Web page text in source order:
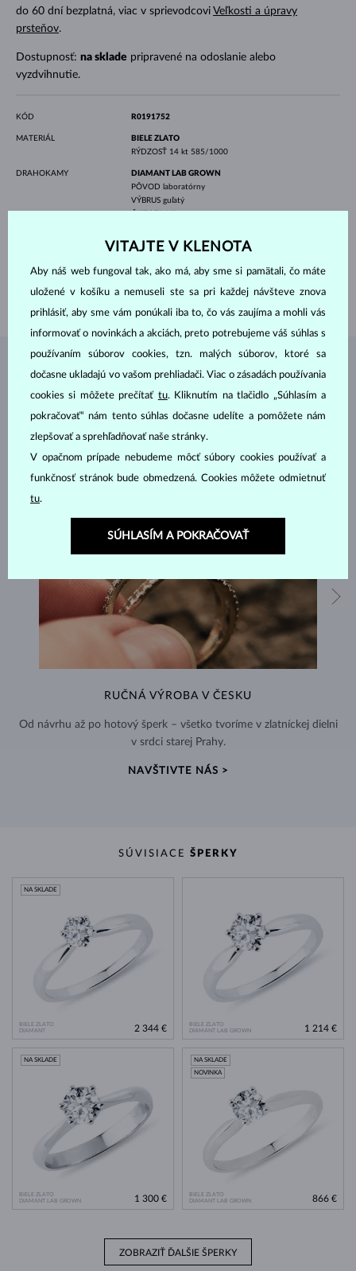
do 60 dní bezplatná, viac v sprievodcovi Veľkosti a úpravy
prsteňov.
Dostupnosť: na sklade pripravené na odoslanie alebo
vyzdvihnutie.
KÓD R0191752
MATERIÁL
BIELE ZLATO
RÝDZOSŤ 14 kt 585/1000
DRAHOKAMY
DIAMANT LAB GROWN
PÔVOD laboratórny
VÝBRUS guľatý
PRIEMER 4.5 mm
VÁHA
ŠÍRKA 1.70 mm
VÁHA 1.90 g
ŠPERKY ZATELIÉRU KLENOTA
RUČNÁ VÝROBA V ČESKU
Od návrhu až po hotový šperk – všetko tvoríme v zlatníckej dielni
v srdci starej Prahy.
NAVŠTIVTE NÁS >
SÚVISIACE ŠPERKY
BIELE ZLATO
DIAMANT
NA SKLADE
2 344 €
BIELE ZLATO
DIAMANT LAB GROWN
1 214 €
BIELE ZLATO
DIAMANT LAB GROWN
NA SKLADE
1 300 €
BIELE ZLATO
DIAMANT LAB GROWN
NA SKLADE
NOVINKA
866 €
ZOBRAZIŤ ĎALŠIE ŠPERKY
VITAJTE V KLENOTA
Aby náš web fungoval tak, ako má, aby sme si pamätali, čo máte
uložené v košíku a nemuseli ste sa pri každej návšteve znova
prihlásiť, aby sme vám ponúkali iba to, čo vás zaujíma a mohli vás
informovať o novinkách a akciách, preto potrebujeme váš súhlas s
používaním súborov cookies, tzn. malých súborov, ktoré sa
dočasne ukladajú vo vašom prehliadači. Viac o zásadách používania
cookies si môžete prečítať tu. Kliknutím na tlačidlo „Súhlasím a
pokračovať“ nám tento súhlas dočasne udelíte a pomôžete nám
zlepšovať a sprehľadňovať naše stránky.
V opačnom prípade nebudeme môcť súbory cookies používať a
funkčnosť stránok bude obmedzená. Cookies môžete odmietnuť
tu.
SÚHLASÍM A POKRAČOVAŤ